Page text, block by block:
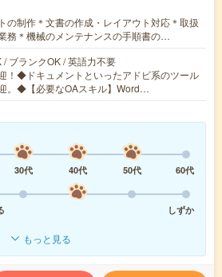
の制作＊文書の作成・レイアウト対応＊取扱
務＊機械のメンテナンスの手順書の…
/ ブランクOK / 英語力不要
！◆ドキュメントといったアドビ系のツール
。◆【必要なOAスキル】Word…
30代 40代 50代
60代
しずか
もっと見る